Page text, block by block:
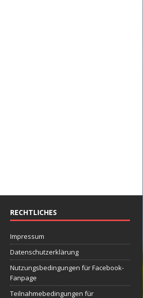
RECHTLICHES
Impressum
Datenschutzerklärung
Nutzungsbedingungen für Facebook-
Fanpage
Teilnahmebedingungen für